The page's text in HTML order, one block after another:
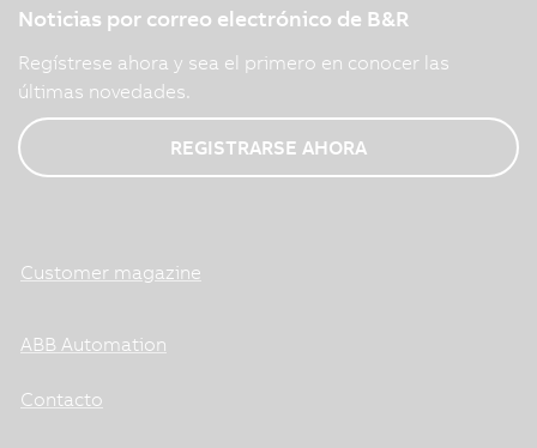
Noticias por correo electrónico de B&R
Regístrese ahora y sea el primero en conocer las
últimas novedades.
REGISTRARSE AHORA
Customer magazine
ABB Automation
Contacto